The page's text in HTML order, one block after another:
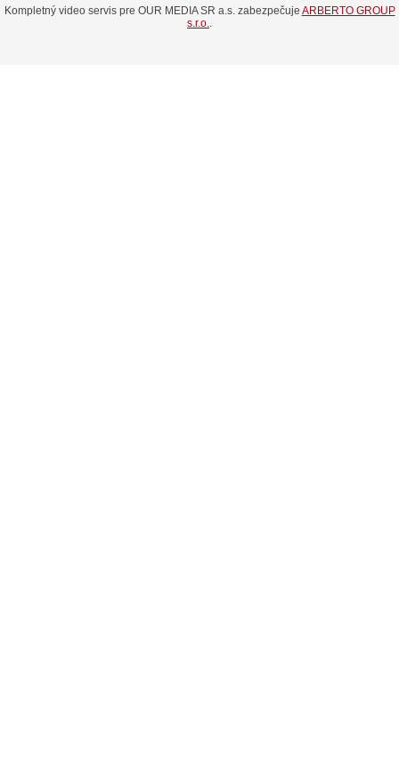
Kompletný video servis pre OUR MEDIA SR a.s. zabezpečuje ARBERTO GROUP
s.r.o..